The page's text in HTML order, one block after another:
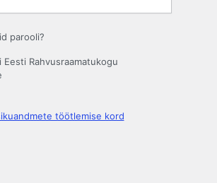
parooli?
Eesti Rahvusraamatukogu
töötlemise kord